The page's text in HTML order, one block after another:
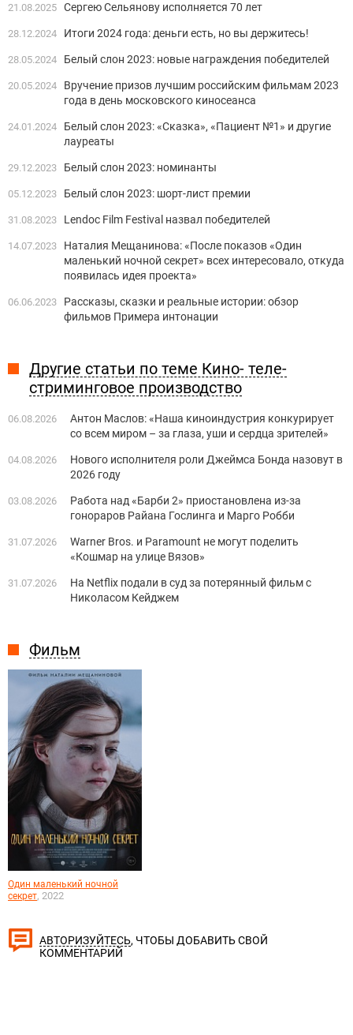
Фильм
Один маленький ночной
секрет, 2022
21.08.2025 Сергею Сельянову исполняется 70 лет
28.12.2024 Итоги 2024 года: деньги есть, но вы держитесь!
28.05.2024 Белый слон 2023: новые награждения победителей
20.05.2024
Вручение призов лучшим российским фильмам 2023
года в день московского киносеанса
24.01.2024
Белый слон 2023: «Сказка», «Пациент №1» и другие
лауреаты
29.12.2023 Белый слон 2023: номинанты
05.12.2023 Белый слон 2023: шорт-лист премии
31.08.2023 Lendoc Film Festival назвал победителей
14.07.2023
Наталия Мещанинова: «После показов «Один
маленький ночной секрет» всех интересовало, откуда
появилась идея проекта»
06.06.2023
Рассказы, сказки и реальные истории: обзор
фильмов Примера интонации
Другие статьи по теме Кино- теле-
стриминговое производство
06.08.2026
Антон Маслов: «Наша киноиндустрия конкурирует
со всем миром – за глаза, уши и сердца зрителей»
04.08.2026
Нового исполнителя роли Джеймса Бонда назовут в
2026 году
03.08.2026
Работа над «Барби 2» приостановлена из-за
гонораров Райана Гослинга и Марго Робби
31.07.2026
Warner Bros. и Paramount не могут поделить
«Кошмар на улице Вязов»
31.07.2026
На Netflix подали в суд за потерянный фильм с
Николасом Кейджем
АВТОРИЗУЙТЕСЬ, ЧТОБЫ ДОБАВИТЬ СВОЙ
КОММЕНТАРИЙ